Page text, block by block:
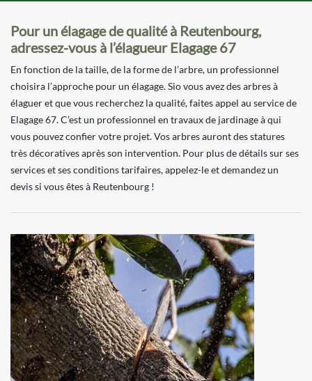
Pour un élagage de qualité à Reutenbourg,
adressez-vous à l’élagueur Elagage 67
En fonction de la taille, de la forme de l’arbre, un professionnel
choisira l’approche pour un élagage. Sio vous avez des arbres à
élaguer et que vous recherchez la qualité, faites appel au service de
Elagage 67. C’est un professionnel en travaux de jardinage à qui
vous pouvez confier votre projet. Vos arbres auront des statures
très décoratives après son intervention. Pour plus de détails sur ses
services et ses conditions tarifaires, appelez-le et demandez un
devis si vous êtes à Reutenbourg !